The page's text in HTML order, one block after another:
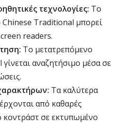
τεχνολογίες: Το
Chinese Traditional μπορεί
readers.
Το μετατρεπόμενο
αναζητήσιμο μέσα σε
Τα καλύτερα
από καθαρές
κοντράστ σε εκτυπωμένο